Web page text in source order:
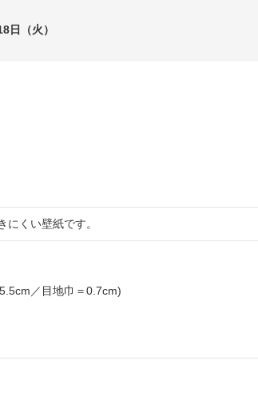
日（火）
くい壁紙です。
／目地巾＝0.7cm)